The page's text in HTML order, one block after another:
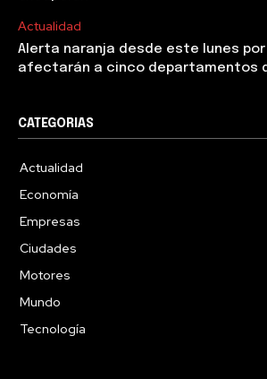
Actualidad
Alerta naranja desde este lunes
afectarán a cinco departamentos
CATEGORIAS
Actualidad
Economía
Empresas
Ciudades
Motores
Mundo
Tecnología